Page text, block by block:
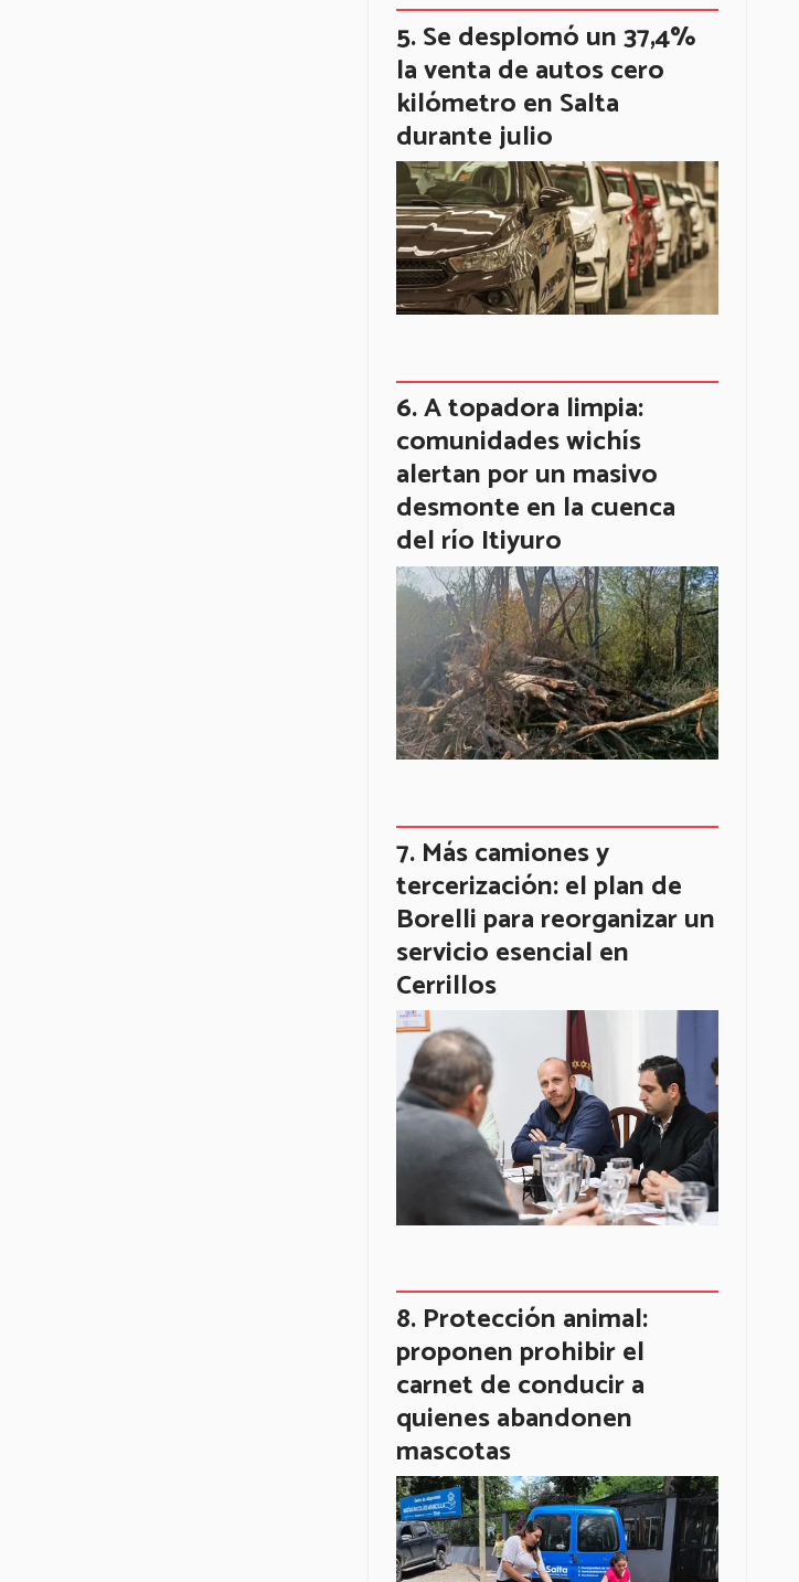
Se desplomó un 37,4%
la venta de autos cero
kilómetro en Salta
durante julio
A topadora limpia:
comunidades wichís
alertan por un masivo
desmonte en la cuenca
del río Itiyuro
Más camiones y
tercerización: el plan de
Borelli para reorganizar un
servicio esencial en
Cerrillos
Protección animal:
proponen prohibir el
carnet de conducir a
quienes abandonen
mascotas